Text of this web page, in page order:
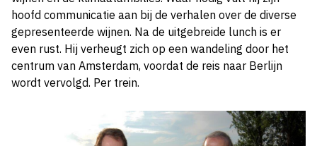
hoofd communicatie aan bij de verhalen over de diverse
gepresenteerde wijnen. Na de uitgebreide lunch is er
even rust. Hij verheugt zich op een wandeling door het
centrum van Amsterdam, voordat de reis naar Berlijn
wordt vervolgd. Per trein.